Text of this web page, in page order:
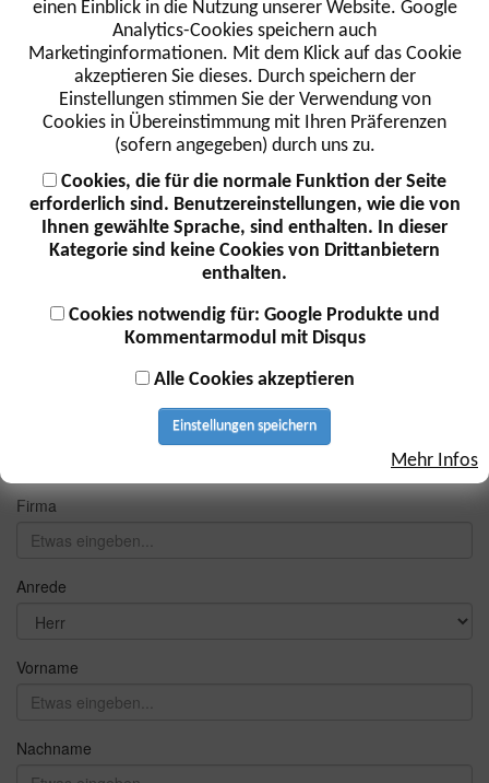
hinzu.
Erstellen von Wartungs- und
Instandhaltungskonzepten
Wir prüfen die jeweilige Immobilie, listen
wartungsrelevante Bauteile und Komponenten auf und
geben an, in welchen Zeitabschnitten Wartungs- und/oder
Instandhaltungsarbeiten erforderlich bzw. sinnvoll sind und
von wem diese durchgeführt werden sollten.
einen Einblick in die Nutzung unserer Website. Google
Analytics-Cookies speichern auch
Marketinginformationen. Mit dem Klick auf das Cookie
akzeptieren Sie dieses. Durch speichern der
Einstellungen stimmen Sie der Verwendung von
Cookies in Übereinstimmung mit Ihren Präferenzen
(sofern angegeben) durch uns zu.
Cookies, die für die normale Funktion der Seite
erforderlich sind. Benutzereinstellungen, wie die von
Ihnen gewählte Sprache, sind enthalten. In dieser
Kategorie sind keine Cookies von Drittanbietern
enthalten.
Cookies notwendig für: Google Produkte und
Kommentarmodul mit Disqus
Alle Cookies akzeptieren
Einstellungen speichern
Mehr Infos